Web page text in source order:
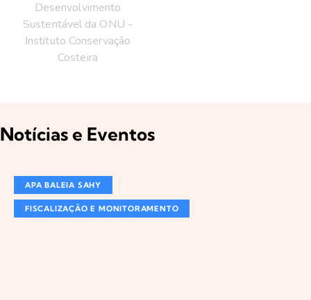
Notícias e Eventos
APA BALEIA SAHY
FISCALIZAÇÃO E MONITORAMENTO